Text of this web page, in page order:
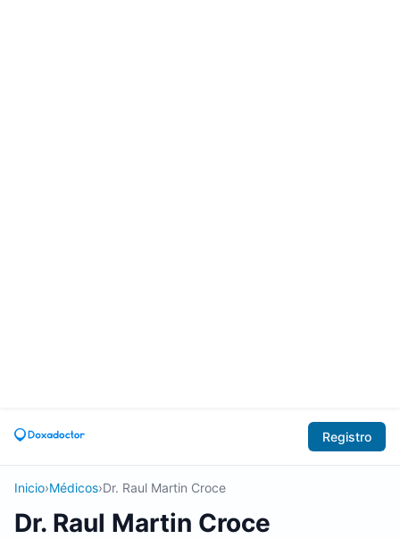
Registro
Inicio›Médicos›Dr. Raul Martin Croce
Dr. Raul Martin Croce